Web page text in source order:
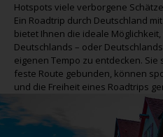
Hotspots viele verborgene
Ein Roadtrip durch Deutschland
bietet Ihnen die ideale
Deutschlands – oder
eigenen Tempo zu entdecken.
feste Route gebunden, können
und die Freiheit eines Roadtrips